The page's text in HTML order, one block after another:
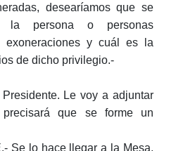
desearíamos que se
la persona o personas
exoneraciones y cuál es la
de dicho privilegio.-
Le voy a adjuntar
que se forme un
Se lo hace llegar a la Mesa,